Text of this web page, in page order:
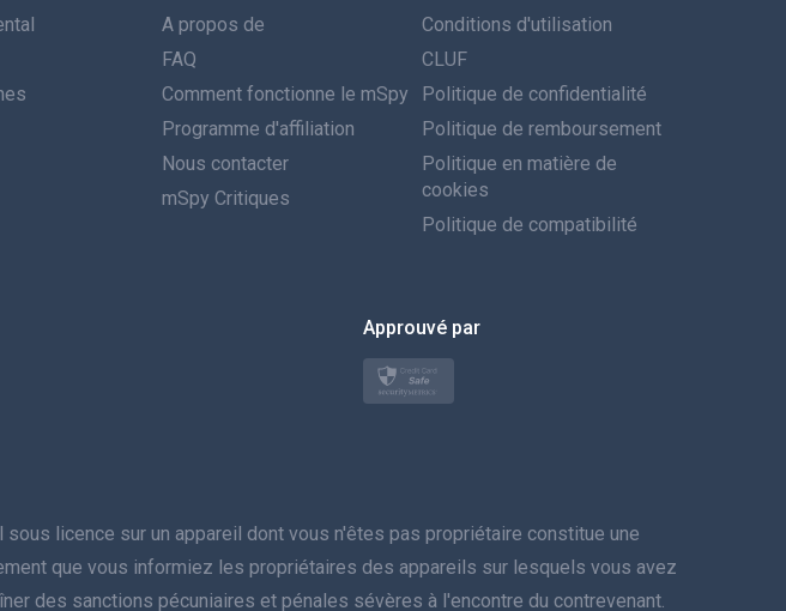
Português
Italiano
العربية
Türkçe
Polski
Svenska
A propos de
FAQ
Comment fonctionne le mSpy
Programme d'affiliation
Nous contacter
mSpy Critiques
Conditions d'utilisation
CLUF
Politique de confidentialité
Politique de remboursement
Politique en matière de
cookies
Politique de compatibilité
Approuvé par
sous licence sur un appareil dont vous n'êtes pas propriétaire constitue une
que vous informiez les propriétaires des appareils sur lesquels vous avez
des sanctions pécuniaires et pénales sévères à l'encontre du contrevenant.